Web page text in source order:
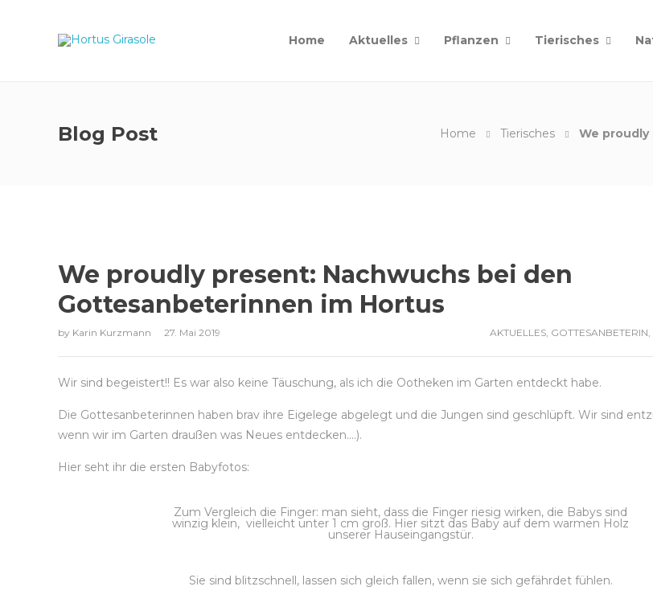
Home Aktuelles Pflanzen Tierisches
Blog Post Home Tierisches We
We proudly present: Nachwuchs bei den
Gottesanbeterinnen im Hortus
by Karin Kurzmann 27. Mai 2019 AKTUELLES, GOTTESANBETERIN,
Wir sind begeistert!! Es war also keine Täuschung, als ich die Ootheken im Garten entdeckt habe.
Die Gottesanbeterinnen haben brav ihre Eigelege abgelegt und die Jungen sind geschlüpft. Wir sind
wenn wir im Garten draußen was Neues entdecken….).
Hier seht ihr die ersten Babyfotos:
Zum Vergleich die Finger: man sieht, dass die Finger riesig wirken, die Babys sind
winzig klein, vielleicht unter 1 cm groß. Hier sitzt das Baby auf dem warmen Holz
unserer Hauseingangstür.
Sie sind blitzschnell, lassen sich gleich fallen, wenn sie sich gefährdet fühlen.